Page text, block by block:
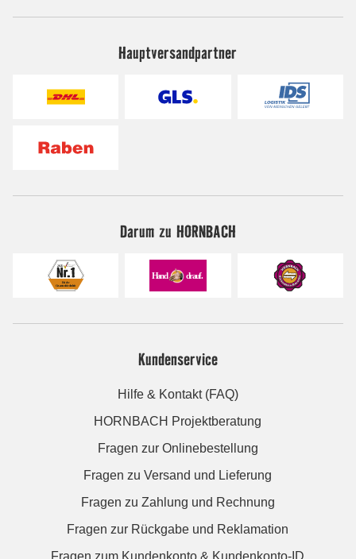
Hauptversandpartner
Darum zu HORNBACH
Kundenservice
Hilfe & Kontakt (FAQ)
HORNBACH Projektberatung
Fragen zur Onlinebestellung
Fragen zu Versand und Lieferung
Fragen zu Zahlung und Rechnung
Fragen zur Rückgabe und Reklamation
Fragen zum Kundenkonto & Kundenkonto-ID